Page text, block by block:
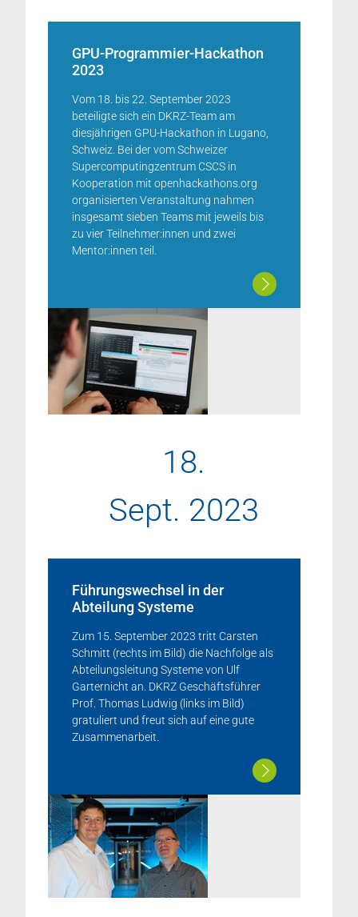
GPU-Programmier-Hackathon
2023
Vom 18. bis 22. September 2023
beteiligte sich ein DKRZ-Team am
diesjährigen GPU-Hackathon in Lugano,
Schweiz. Bei der vom Schweizer
Supercomputingzentrum CSCS in
Kooperation mit openhackathons.org
organisierten Veranstaltung nahmen
insgesamt sieben Teams mit jeweils bis
zu vier Teilnehmer:innen und zwei
Mentor:innen teil.
18.
Sept. 2023
Führungswechsel in der
Abteilung Systeme
Zum 15. September 2023 tritt Carsten
Schmitt (rechts im Bild) die Nachfolge als
Abteilungsleitung Systeme von Ulf
Garternicht an. DKRZ Geschäftsführer
Prof. Thomas Ludwig (links im Bild)
gratuliert und freut sich auf eine gute
Zusammenarbeit.